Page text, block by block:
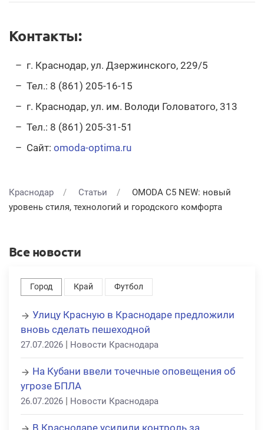
Контакты:
г. Краснодар, ул. Дзержинского, 229/5
Тел.: 8 (861) 205-16-15
г. Краснодар, ул. им. Володи Головатого, 313
Тел.: 8 (861) 205-31-51
Сайт: omoda-optima.ru
Краснодар Статьи
OMODA C5 NEW: новый
уровень стиля, технологий и городского комфорта
Все новости
Город Край Футбол
Улицу Красную в Краснодаре предложили
вновь сделать пешеходной
27.07.2026 | Новости Краснодара
На Кубани ввели точечные оповещения об
угрозе БПЛА
26.07.2026 | Новости Краснодара